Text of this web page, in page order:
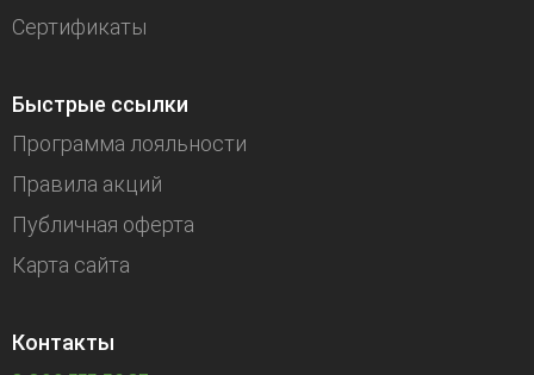
Сертификаты
Быстрые ссылки
Программа лояльности
Правила акций
Публичная оферта
Карта сайта
Контакты